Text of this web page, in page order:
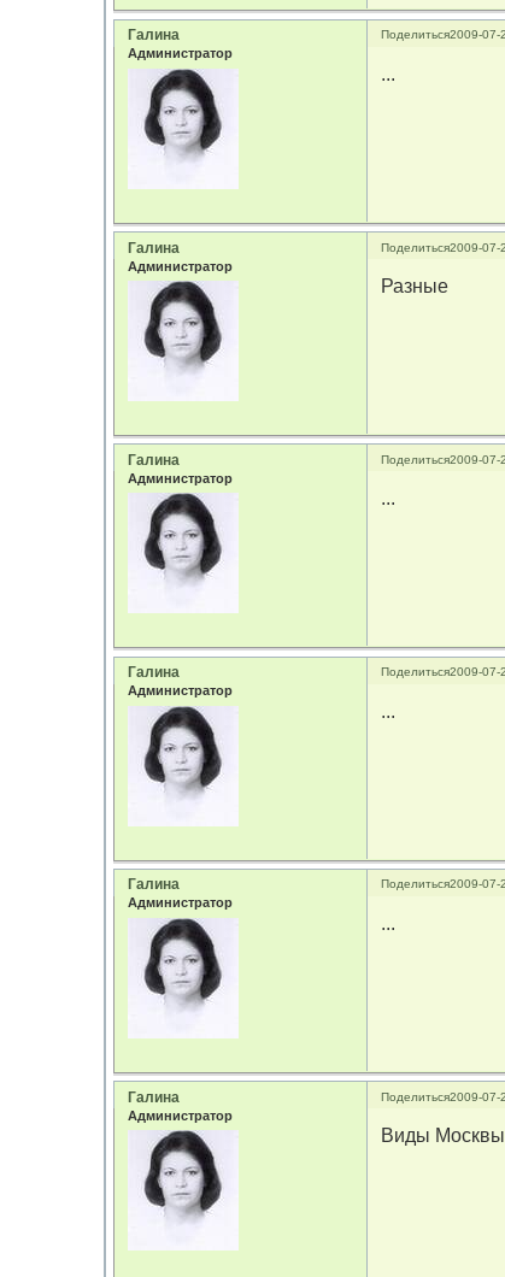
Поделиться2009-07-
Галина
Администратор
...
Поделиться2009-07-
Галина
Администратор
Разные
Поделиться2009-07-
Галина
Администратор
...
Поделиться2009-07-
Галина
Администратор
...
Поделиться2009-07-
Галина
Администратор
...
Поделиться2009-07-
Галина
Администратор
Виды